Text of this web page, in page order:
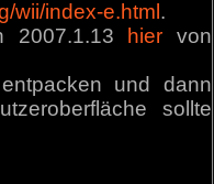
wii/index-e.html .
2007.1.13
hier von
und dann
sollte